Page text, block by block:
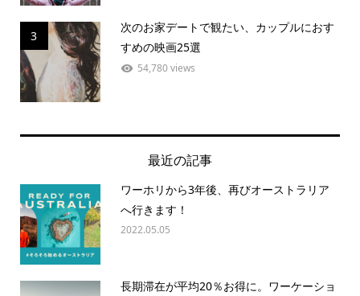
3
次のお家デートで観たい、カップルにおす
すめの映画25選
54,780 views
最近の記事
ワーホリから3年後、再びオーストラリア
へ行きます！
2022.05.05
長期滞在が平均20％お得に。ワーケーショ